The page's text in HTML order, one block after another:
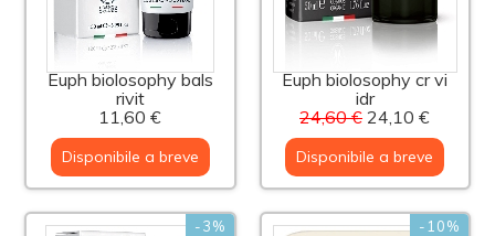
Euph biolosophy bals
rivit
11,60 €
Disponibile a breve
Euph biolosophy cr vi
idr
24,60 € 24,10 €
Disponibile a breve
-3% -10%